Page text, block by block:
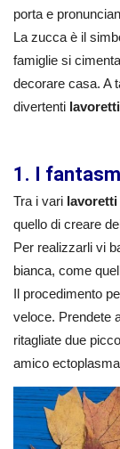
porta e
La zucca è il
famiglie si
decorare casa. A
divertenti
1. I
Tra i vari lavoretti
quello di creare
Per realizzarli vi
bianca, come
Il procedimento
veloce. Prendete
ritagliate due
amico